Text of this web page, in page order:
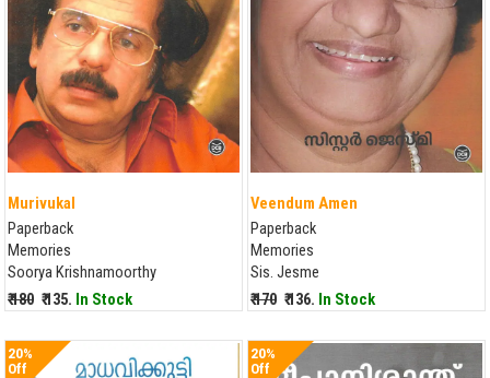
Murivukal
Paperback
Memories
Soorya Krishnamoorthy
₹ 180 ₹ 135. In Stock
Veendum Amen
Paperback
Memories
Sis. Jesme
₹ 170 ₹ 136. In Stock
20%
Off
20%
Off